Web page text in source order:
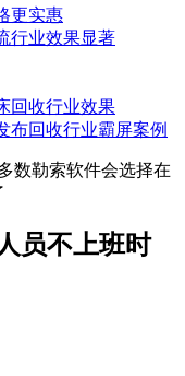
更实惠
行业效果显著
回收行业效果
回收行业霸屏案例
数勒索软件会选择在
员不上班时